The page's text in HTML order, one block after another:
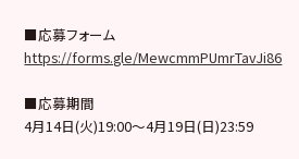
■応募フォーム
https://forms.gle/MewcmmPUmrTavJi86
■応募期間
4月14日(火)19:00〜4月19日(日)23:59